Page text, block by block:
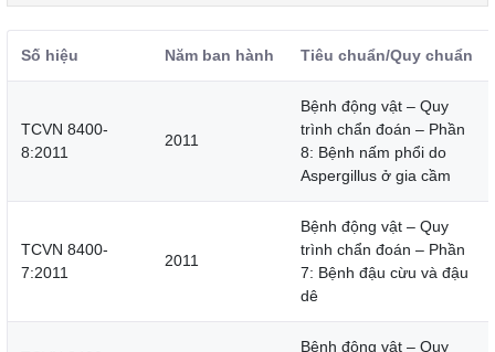
Số hiệu Năm ban hành Tiêu chuẩn/Quy chuẩn
TCVN 8400-
8:2011
2011
Bệnh động vật – Quy
trình chẩn đoán – Phần
8: Bệnh nấm phổi do
Aspergillus ở gia cầm
TCVN 8400-
7:2011
2011
Bệnh động vật – Quy
trình chẩn đoán – Phần
7: Bệnh đậu cừu và đậu
dê
Bệnh động vật – Quy